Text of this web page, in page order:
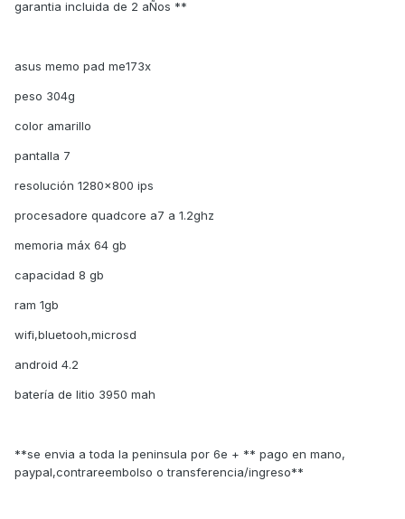
garantia incluida de 2 aÑos **
asus memo pad me173x
peso 304g
color amarillo
pantalla 7
resolución 1280x800 ips
procesadore quadcore a7 a 1.2ghz
memoria máx 64 gb
capacidad 8 gb
ram 1gb
wifi,bluetooh,microsd
android 4.2
batería de litio 3950 mah
**se envia a toda la peninsula por 6e + ** pago en mano,
paypal,contrareembolso o transferencia/ingreso**